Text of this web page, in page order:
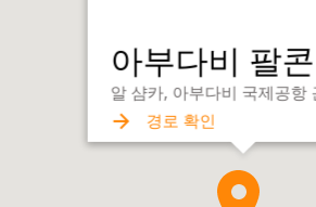
아부다비 팔
알 샴카, 아부다비 국제공항
경로 확인